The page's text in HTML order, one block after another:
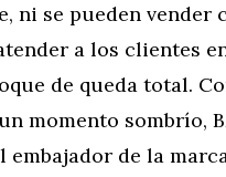
ni se pueden vender
a los clientes
de queda total.
momento sombrío,
de la